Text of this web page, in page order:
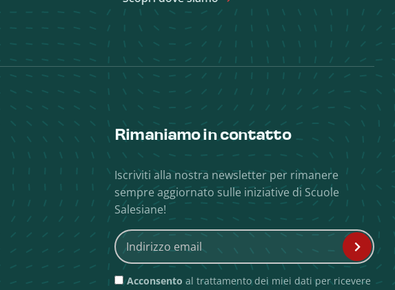
Rimaniamo in contatto
Iscriviti alla nostra newsletter per rimanere
sempre aggiornato sulle iniziative di Scuole
Salesiane!
Acconsento al trattamento dei miei dati per ricevere